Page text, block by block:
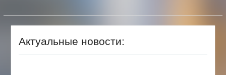
Актуальные новости: